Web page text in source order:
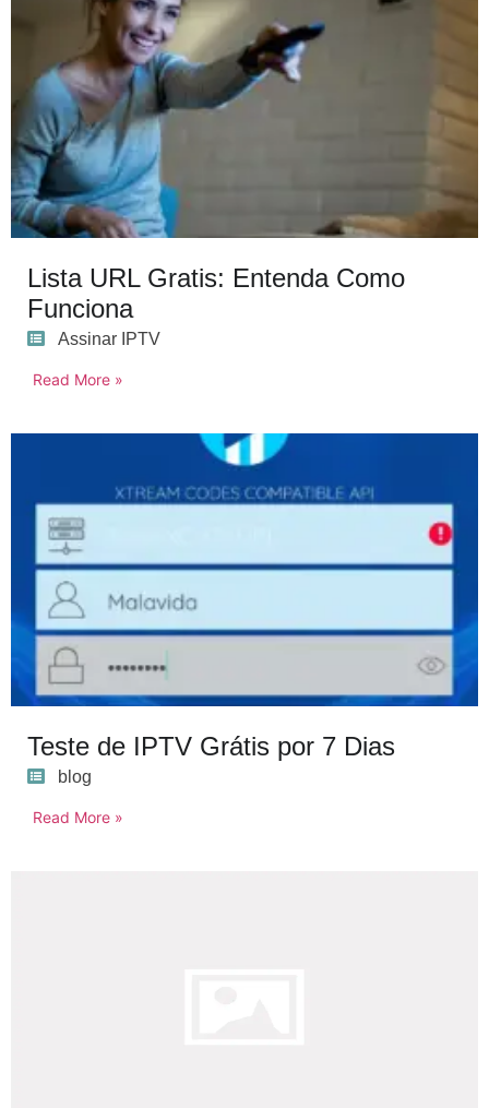
Lista URL Gratis: Entenda Como
Funciona
Assinar IPTV
Read More »
Teste de IPTV Grátis por 7 Dias
blog
Read More »